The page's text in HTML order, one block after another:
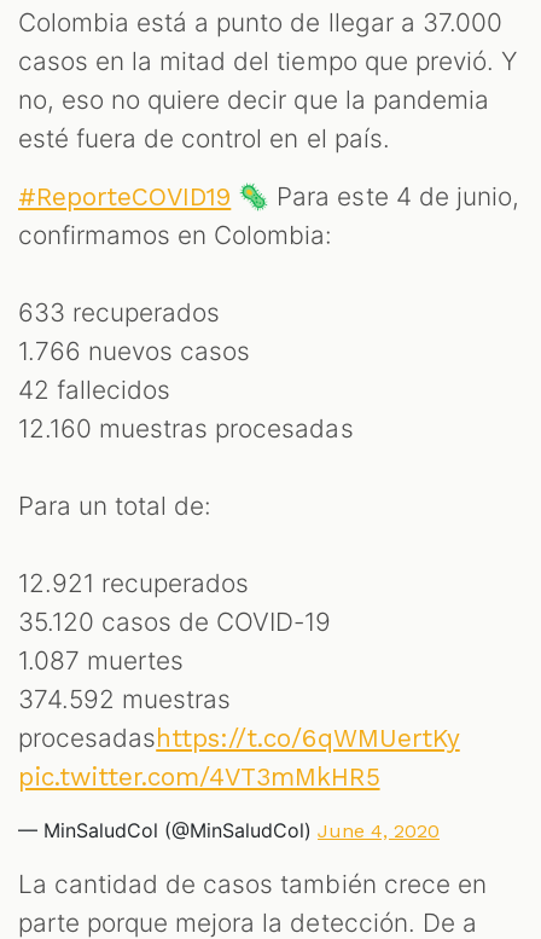
Colombia está a punto de llegar a 37.000
casos en la mitad del tiempo que previó. Y
no, eso no quiere decir que la pandemia
esté fuera de control en el país.
#ReporteCOVID19 🦠 Para este 4 de junio,
confirmamos en Colombia:
633 recuperados
1.766 nuevos casos
42 fallecidos
12.160 muestras procesadas
Para un total de:
12.921 recuperados
35.120 casos de COVID-19
1.087 muertes
374.592 muestras
procesadashttps://t.co/6qWMUertKy
pic.twitter.com/4VT3mMkHR5
— MinSaludCol (@MinSaludCol) June 4, 2020
La cantidad de casos también crece en
parte porque mejora la detección. De a